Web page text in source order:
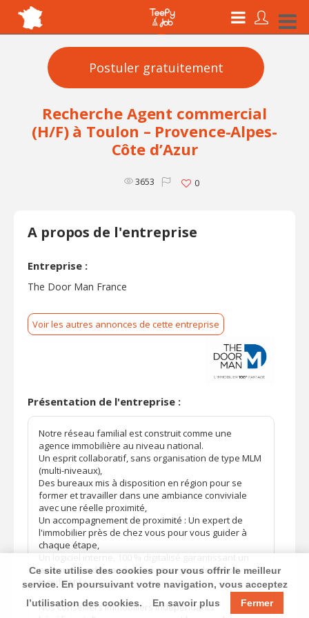
Recherche Agent commercial
(H/F) à Toulon – Provence-Alpes-
Côte d’Azur
3653 0
A propos de l'entreprise
Entreprise :
The Door Man France
Voir les autres annonces de cette entreprise
Présentation de l'entreprise :
Notre réseau familial est construit comme une
agence immobilière au niveau national.
Un esprit collaboratif, sans organisation de type MLM
(multi-niveaux),
Des bureaux mis à disposition en région pour se
former et travailler dans une ambiance conviviale
avec une réelle proximité,
Un accompagnement de proximité : Un expert de
l'immobilier près de chez vous pour vous guider à
chaque étape,
parcours juridique sécurisé et un gain de temps
significatif.
Nos conseillers immobiliers indépendants
Postuler gratuitement
Ce site utilise des cookies pour vous offrir le meilleur
service. En poursuivant votre navigation, vous acceptez
l’utilisation des cookies.
En savoir plus Fermer